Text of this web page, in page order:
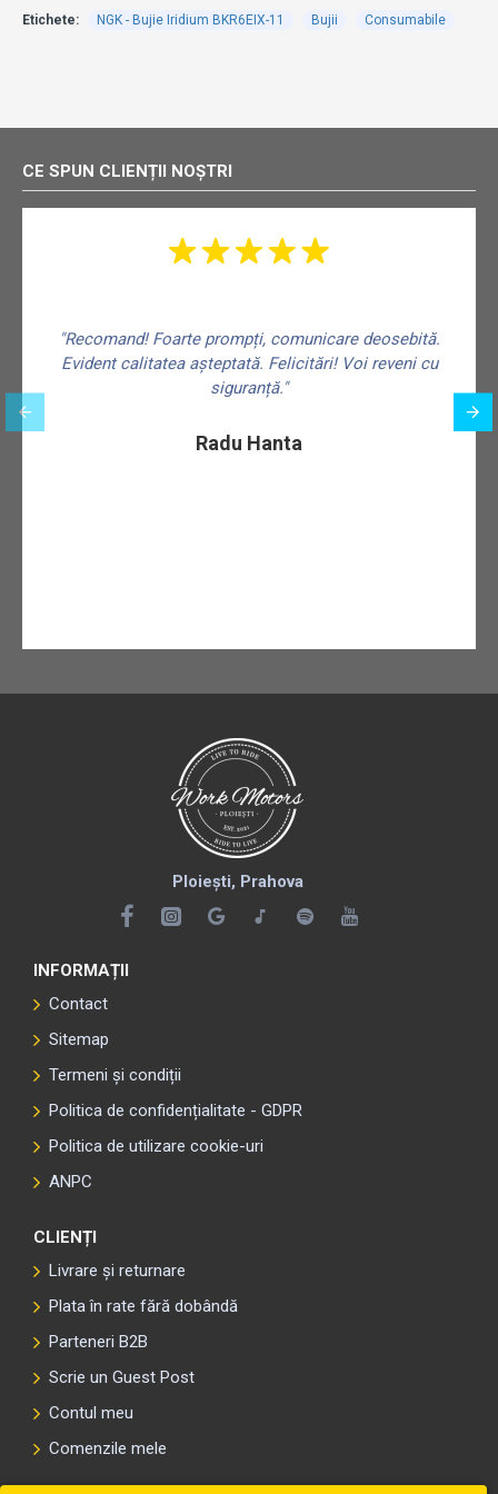
Etichete: NGK - Bujie Iridium BKR6EIX-11 Bujii Consumabile
CE SPUN CLIENȚII NOȘTRI
"Recomand! Foarte prompți, comunicare deosebită.
Evident calitatea așteptată. Felicitări! Voi reveni cu
siguranță."
Radu Hanta
Ploiești, Prahova
INFORMAȚII
Contact
Sitemap
Termeni și condiții
Politica de confidențialitate - GDPR
Politica de utilizare cookie-uri
ANPC
CLIENȚI
Livrare și returnare
Plata în rate fără dobândă
Parteneri B2B
Scrie un Guest Post
Contul meu
Comenzile mele